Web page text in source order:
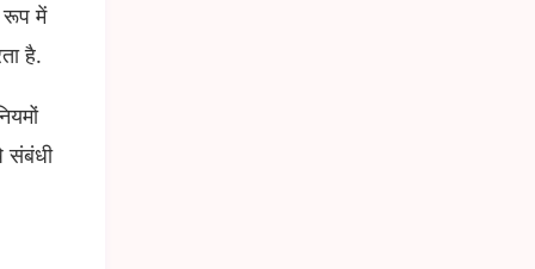
रूप में
है.
संबंधी